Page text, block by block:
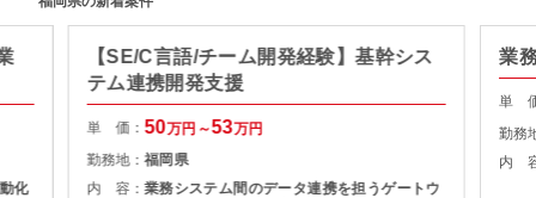
化
【SE/C言語/チーム開発経験】基幹シス
テム連携開発支援
単 価：50万円～53万円
勤務地：福岡県
内 容：業務システム間のデータ連携を担うゲートウ
業
単
勤務
内